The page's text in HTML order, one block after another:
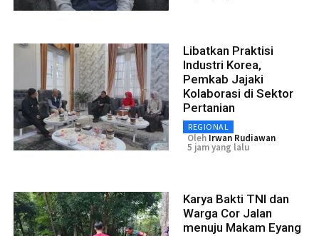
Libatkan Praktisi
Industri Korea,
Pemkab Jajaki
Kolaborasi di Sektor
Pertanian
REGIONAL
Oleh Irwan Rudiawan
5 jam yang lalu
Karya Bakti TNI dan
Warga Cor Jalan
menuju Makam Eyang